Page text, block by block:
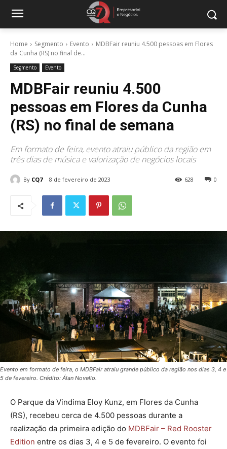
Home Segmento Evento
MDBFair reuniu 4.500 pessoas em Flores
da Cunha (RS) no final de...
Segmento Evento
MDBFair reuniu 4.500
pessoas em Flores da Cunha
(RS) no final de semana
Em formato de feira, evento atraiu público da região em
três dias de música e valorização de negócios locais
By CQ7 8 de fevereiro de 2023 0
628
Evento em formato de feira, o MDBFair atraiu grande público da região nos dias 3, 4 e
5 de fevereiro. Crédito: Álan Novello.
O Parque da Vindima Eloy Kunz, em Flores da Cunha
(RS), recebeu cerca de 4.500 pessoas durante a
realização da primeira edição do MDBFair – Red Rooster
Edition entre os dias 3, 4 e 5 de fevereiro. O evento foi